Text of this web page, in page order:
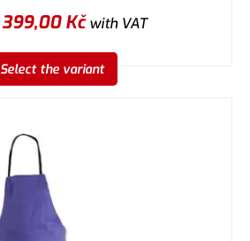
399,00Kčwith VAT
Select the variant